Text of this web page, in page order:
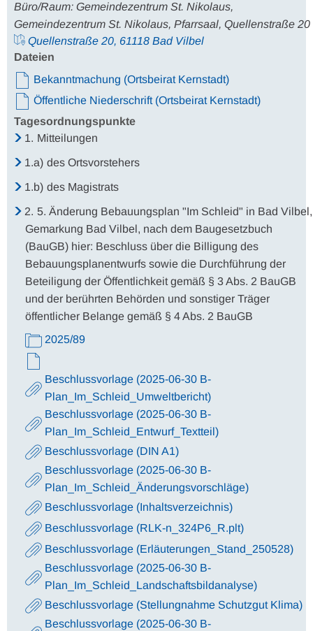
Büro/Raum: Gemeindezentrum St. Nikolaus,
Gemeindezentrum St. Nikolaus, Pfarrsaal, Quellenstraße 20
Quellenstraße 20, 61118 Bad Vilbel
Dateien
Bekanntmachung (Ortsbeirat Kernstadt)
Öffentliche Niederschrift (Ortsbeirat Kernstadt)
Tagesordnungspunkte
1. Mitteilungen
1.a) des Ortsvorstehers
1.b) des Magistrats
2. 5. Änderung Bebauungsplan "Im Schleid" in Bad Vilbel,
Gemarkung Bad Vilbel, nach dem Baugesetzbuch
(BauGB) hier: Beschluss über die Billigung des
Bebauungsplanentwurfs sowie die Durchführung der
Beteiligung der Öffentlichkeit gemäß § 3 Abs. 2 BauGB
und der berührten Behörden und sonstiger Träger
öffentlicher Belange gemäß § 4 Abs. 2 BauGB
2025/89
Beschlussvorlage (2025-06-30 B-
Plan_Im_Schleid_Umweltbericht)
Beschlussvorlage (2025-06-30 B-
Plan_Im_Schleid_Entwurf_Textteil)
Beschlussvorlage (DIN A1)
Beschlussvorlage (2025-06-30 B-
Plan_Im_Schleid_Änderungsvorschläge)
Beschlussvorlage (Inhaltsverzeichnis)
Beschlussvorlage (RLK-n_324P6_R.plt)
Beschlussvorlage (Erläuterungen_Stand_250528)
Beschlussvorlage (2025-06-30 B-
Plan_Im_Schleid_Landschaftsbildanalyse)
Beschlussvorlage (Stellungnahme Schutzgut Klima)
Beschlussvorlage (2025-06-30 B-